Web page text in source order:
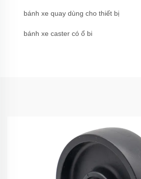
bánh xe quay dùng cho thiết bị
bánh xe caster có ổ bi